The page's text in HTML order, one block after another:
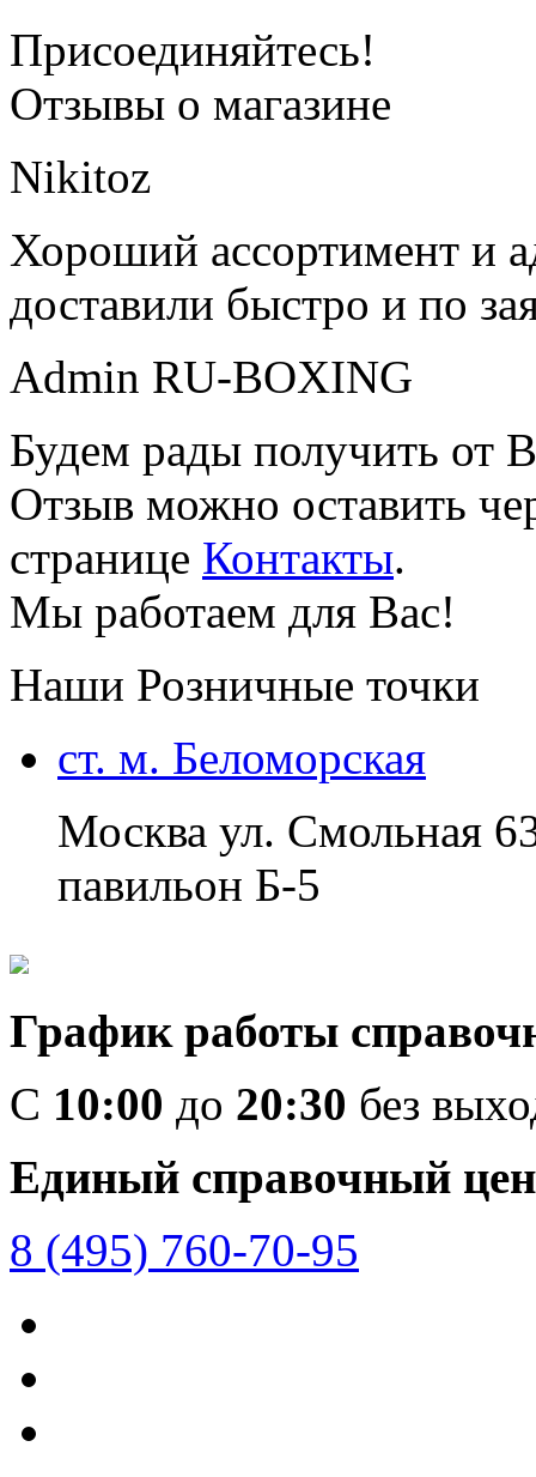
Присоединяйтесь!
Отзывы о магазине
Nikitoz
Хороший ассортимент и
доставили быстро и по
Admin RU-BOXING
Будем рады получить от
Отзыв можно оставить
странице Контакты.
Мы работаем для Вас!
Наши Розничные точки
ст. м. Беломорская
Москва ул. Смольная
павильон Б-5
График работы
C 10:00 до 20:30 без
Единый справочный
8 (495) 760-70-95